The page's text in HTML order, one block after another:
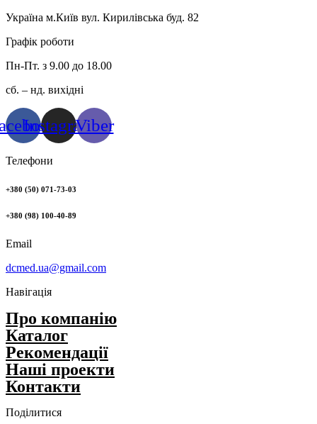
Україна м.Київ вул. Кирилівська буд. 82
Графік роботи
Пн-Пт. з 9.00 до 18.00
сб. – нд. вихідні
InstagramViber
Телефони
+380 (50) 071-73-03
+380 (98) 100-40-89
Email
dcmed.ua@gmail.com
Навігація
Про компанію
Каталог
Рекомендації
Нашi проекти
Контакти
Поділитися